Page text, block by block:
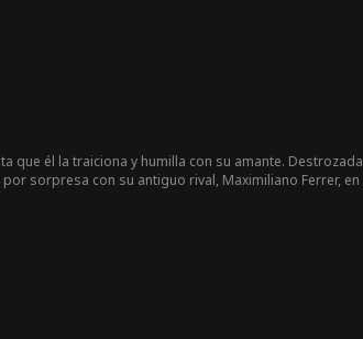
que él la traiciona y humilla con su amante.
sorpresa con su antiguo rival, Maximiliano Ferrer,